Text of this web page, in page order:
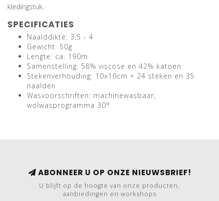
kledingstuk.
SPECIFICATIES
Naalddikte: 3,5 - 4
Gewicht: 50g
Lengte: ca. 190m
Samenstelling: 58% viscose en 42% katoen
Stekenverhouding: 10x10cm = 24 steken en 35
naalden
Wasvoorschriften: machinewasbaar,
wolwasprogramma 30°
ABONNEER U OP ONZE NIEUWSBRIEF!
U blijft op de hoogte van onze producten,
aanbiedingen en workshops